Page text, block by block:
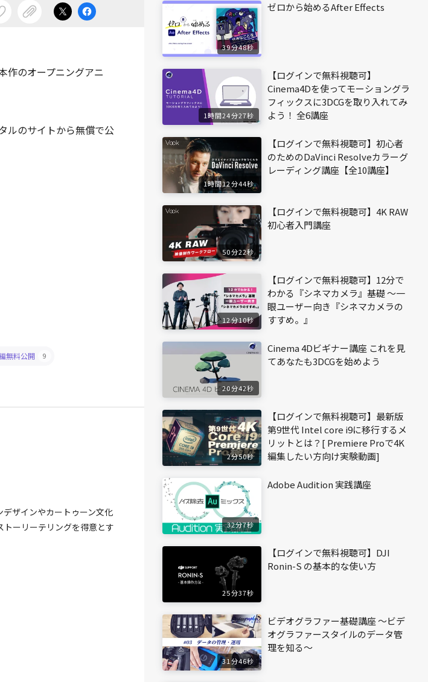
作のオープニングアニ
ルのサイトから無償で公
無料公開 9
ザインやカートゥーン文化
ーリーテリングを得意とす
39分48秒
ゼロから始めるAfter Effects
1時間24分27秒
【ログインで無料視聴可】
Cinema4Dを使ってモーショングラ
フィックスに3DCGを取り入れてみ
よう！ 全6講座
1時間12分44秒
【ログインで無料視聴可】初心者
のためのDaVinci Resolveカラーグ
レーディング講座【全10講座】
50分22秒
【ログインで無料視聴可】4K RAW
初心者入門講座
12分10秒
【ログインで無料視聴可】12分で
わかる『シネマカメラ』基礎 〜一
眼ユーザー向き『シネマカメラの
すすめ。』
20分42秒
Cinema 4Dビギナー講座 これを見
てあなたも3DCGを始めよう
2分50秒
【ログインで無料視聴可】最新版
第9世代 Intel core i9に移行するメ
リットとは？[ Premiere Proで4K
編集したい方向け実験動画]
32分7秒
Adobe Audition 実践講座
25分37秒
【ログインで無料視聴可】DJI
Ronin-S の基本的な使い方
31分46秒
ビデオグラファー基礎講座 〜ビデ
オグラファースタイルのデータ管
理を知る〜